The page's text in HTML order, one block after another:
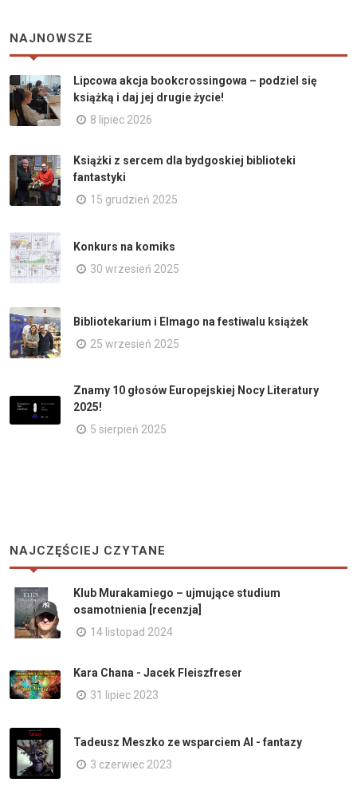
NAJNOWSZE
Lipcowa akcja bookcrossingowa – podziel się
książką i daj jej drugie życie!
8 lipiec 2026
Książki z sercem dla bydgoskiej biblioteki
fantastyki
15 grudzień 2025
Konkurs na komiks
30 wrzesień 2025
Bibliotekarium i Elmago na festiwalu książek
25 wrzesień 2025
Znamy 10 głosów Europejskiej Nocy Literatury
2025!
5 sierpień 2025
NAJCZĘŚCIEJ CZYTANE
Klub Murakamiego – ujmujące studium
osamotnienia [recenzja]
14 listopad 2024
Kara Chana - Jacek Fleiszfreser
31 lipiec 2023
Tadeusz Meszko ze wsparciem AI - fantazy
3 czerwiec 2023